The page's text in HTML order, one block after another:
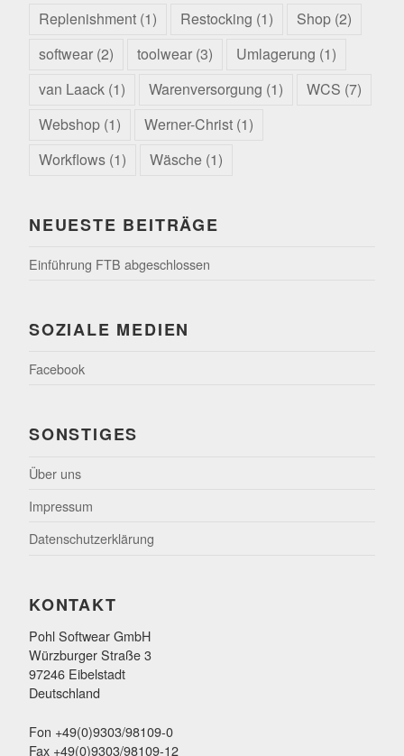
Replenishment (1) Restocking (1) Shop (2)
softwear (2) toolwear (3) Umlagerung (1)
van Laack (1) Warenversorgung (1) WCS (7)
Webshop (1) Werner-Christ (1)
Workflows (1) Wäsche (1)
NEUESTE BEITRÄGE
Einführung FTB abgeschlossen
SOZIALE MEDIEN
Facebook
SONSTIGES
Über uns
Impressum
Datenschutzerklärung
KONTAKT
Pohl Softwear GmbH
Würzburger Straße 3
97246 Eibelstadt
Deutschland
Fon +49(0)9303/98109-0
Fax +49(0)9303/98109-12